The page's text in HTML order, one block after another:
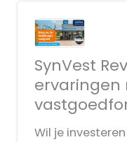
SynVest
ervaringen
Wil je